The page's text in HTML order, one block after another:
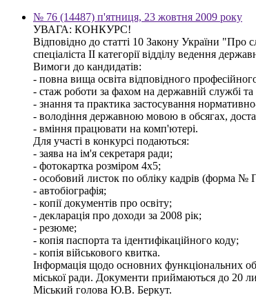
№ 76 (14487) п'ятниця, 23 жовтня 2009 року
УВАГА: КОНКУРС!
Відповідно до статті 10 Закону України "Про
спеціаліста ІІ категорії відділу ведення
Вимоги до кандидатів:
- повна вища освіта відповідного
- стаж роботи за фахом на державній службі
- знання та практика застосування
- володіння державною мовою в обсягах,
- вміння працювати на комп'ютері.
Для участі в конкурсі подаються:
- заява на ім'я секретаря ради;
- фотокартка розміром 4х5;
- особовий листок по обліку кадрів (форма
- автобіографія;
- копії документів про освіту;
- декларація про доходи за 2008 рік;
- резюме;
- копія паспорта та ідентифікаційного коду;
- копія військового квитка.
Інформація щодо основних функціональних
міської ради. Документи приймаються до 20
Міський голова Ю.В. Беркут.